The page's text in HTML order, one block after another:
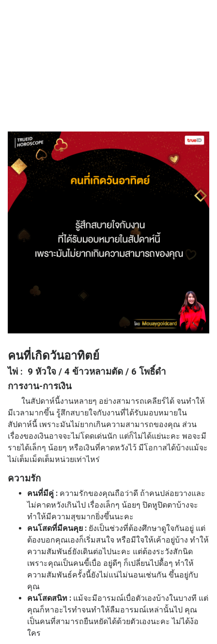
คนที่เกิดวันอาทิตย์
ไพ่ : 9 หัวใจ / 4 ข้าวหลามตัด / 6 โพธิ์ดำ
การงาน-การเงิน
ในสัปดาห์นี้งานหลายๆ อย่างสามารถเคลียร์ได้ จนทำให้
มีเวลามากขึ้น รู้สึกสบายใจกับงานที่ได้รับมอบหมายใน
สัปดาห์นี้ เพราะมันไม่ยากเกินความสามารถของคุณ ส่วน
เรื่องของเงินอาจจะไม่โดดเด่นนัก แต่ก็ไม่ได้แย่นะคะ พอจะมี
รายได้เล็กๆ น้อยๆ หรือเงินที่คาดหวังไว้ มีโอกาสได้บ้างแม้จะ
ไม่เต็มเม็ดเต็มหน่วยเท่าไหร่
ความรัก
คนที่มีคู่ : ความรักของคุณถือว่าดี ถ้าคนปล่อยวางและ
ไม่คาดหวังเกินไป เรื่องเล็กๆ น้อยๆ ปิดหูปิดตาบ้างจะ
ทำให้มีความสุขมากยิ่งขึ้นนะคะ
คนโสดที่มีคนคุย : ยังเป็นช่วงที่ต้องศึกษาดูใจกันอยู่ แต่
ต้องบอกคุณเองก็เริ่มสนใจ หรือมีใจให้เค้าอยู่บ้าง ทำให้
ความสัมพันธ์ยังเดินต่อไปนะคะ แต่ต้องระวังสักนิด
เพราะคุณเป็นคนขี้เบื่อ อยู่ดีๆ ก็เปลี่ยนไปดื้อๆ ทำให้
ความสัมพันธ์ครั้งนี้ยังไม่แน่ไม่นอนเช่นกัน ขึ้นอยู่กับ
คุณ
คนโสดสนิท : แม้จะมีอารมณ์เบื่อตัวเองบ้างในบางที แต่
คุณก็หาอะไรทำจนทำให้ลืมอารมณ์เหล่านั้นไป คุณ
เป็นคนที่สามารถยืนหยัดได้ด้วยตัวเองนะคะ ไม่ได้ง้อ
ใคร